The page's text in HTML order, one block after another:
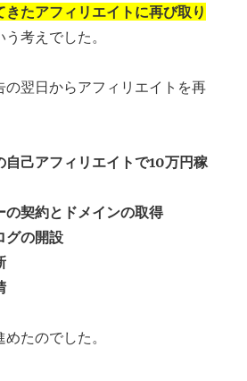
きたアフィリエイトに再び取り
う考えでした。
の翌日からアフィリエイトを再
自己アフィリエイトで10万円稼
の契約とドメインの取得
グの開設
たのでした。